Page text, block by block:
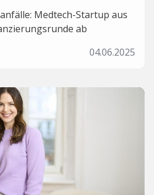
Medtech-Startup aus
ab
04.06.2025